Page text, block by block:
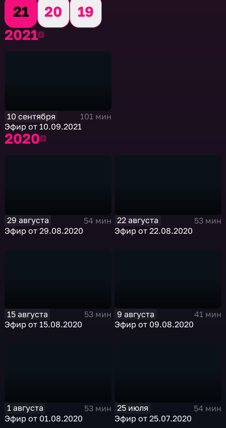
21
20
19
20212021
10 сентября
101 мин
Эфир от 10.09.2021
20202020
29 августа
54 мин
Эфир от 29.08.2020
22 августа
53 мин
Эфир от 22.08.2020
15 августа
53 мин
Эфир от 15.08.2020
9 августа
41 мин
Эфир от 09.08.2020
1 августа
53 мин
Эфир от 01.08.2020
25 июля
54 мин
Эфир от 25.07.2020